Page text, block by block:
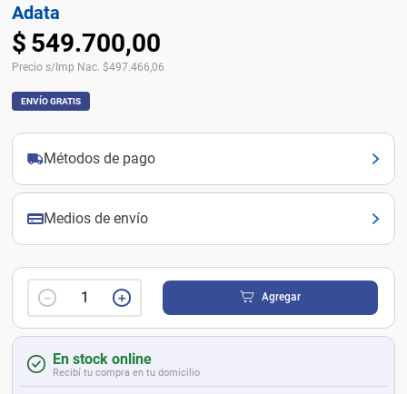
Adata
$ 549.700,00
Precio s/Imp Nac. $497.466,06
ENVÍO GRATIS
Métodos de pago
Medios de envío
＋
－ Agregar
En stock online
Recibí tu compra en tu domicilio